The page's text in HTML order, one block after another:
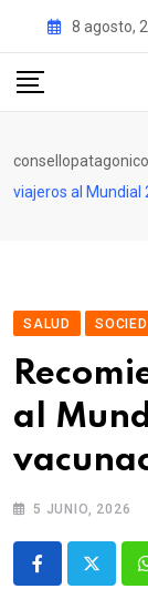
content
8 agosto,
consellopatagonico
viajeros al Mundial
SALUD
al
5 JUNIO, 2026